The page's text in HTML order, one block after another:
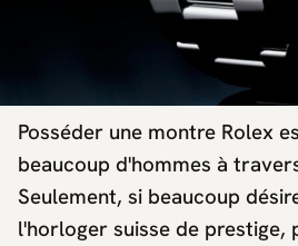
Posséder une montre Rolex
beaucoup d'hommes à
Seulement, si beaucoup
l'horloger suisse de prestige,